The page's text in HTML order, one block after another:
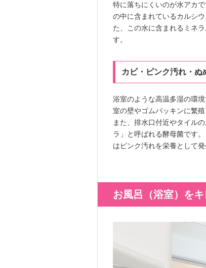
特に落ちにくいのが水アカ
の中に含まれているカルシ
た、この水に含まれるミネ
す。
カビ・ピンク汚れ・ぬ
浴室のような高温多湿の環
室の壁やゴムパッキンに繁殖
また、排水口付近やタイル
ラ」と呼ばれる酵母菌です
はピンク汚れを栄養として
お風呂（浴室）を